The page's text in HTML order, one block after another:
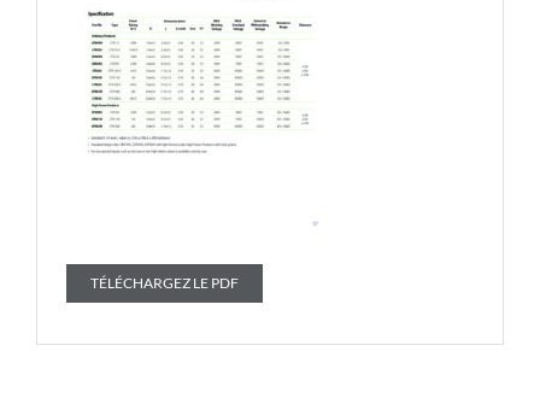
TÉLÉCHARGEZ LE PDF